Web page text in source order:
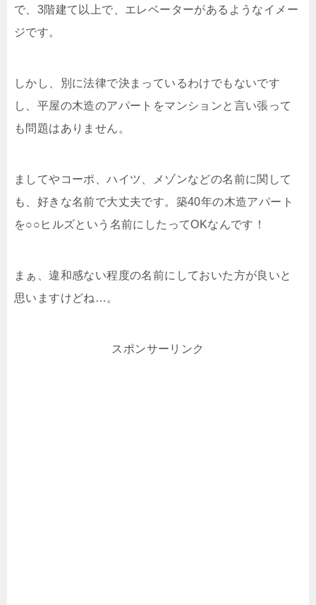
で、3階建て以上で、エレベーターがあるようなイメー
ジです。
しかし、別に法律で決まっているわけでもないです
し、平屋の木造のアパートをマンションと言い張って
も問題はありません。
ましてやコーポ、ハイツ、メゾンなどの名前に関して
も、好きな名前で大丈夫です。築40年の木造アパート
を○○ヒルズという名前にしたってOKなんです！
まぁ、違和感ない程度の名前にしておいた方が良いと
思いますけどね…。
スポンサーリンク